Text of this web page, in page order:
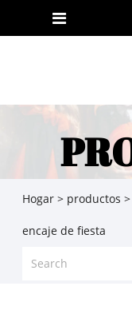
Hogar > productos >
encaje de fiesta